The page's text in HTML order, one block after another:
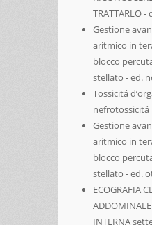
TRATTARLO
Gestione
aritmico in
blocco
stellato - ed.
Tossicitá
nefrotossicitá
Gestione
aritmico in
blocco
stellato - ed.
ECOGRAFIA
INTERNA